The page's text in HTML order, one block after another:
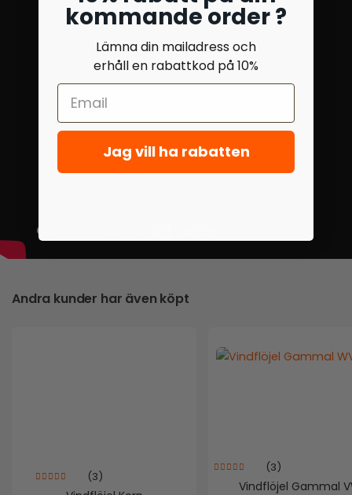
Andra kunder har även köpt
out of 5
(3) out of 5
(3)
Vindflöjel Gammal
kommande order ?
Lämna din mailadress och
erhåll en rabattkod på 10%
Jag vill ha rabatten